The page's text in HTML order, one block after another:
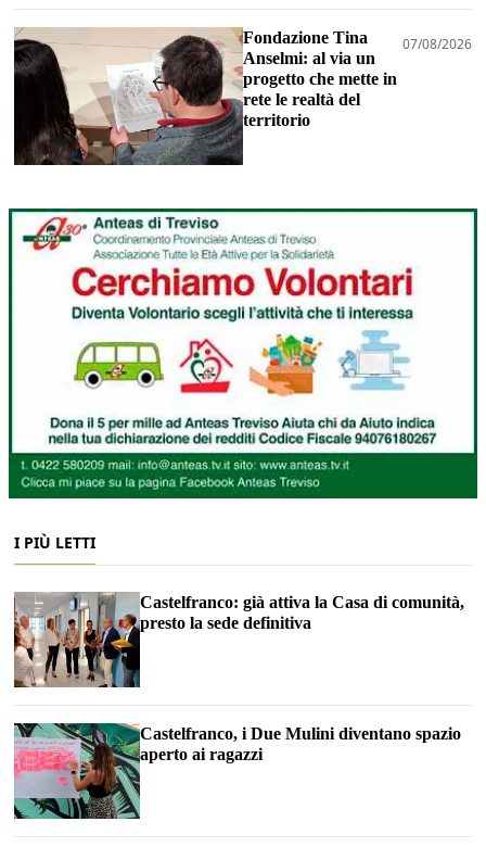
Fondazione Tina
Anselmi: al via un
progetto che mette in
rete le realtà del
territorio
07/08/2026
I PIÙ LETTI
Castelfranco: già attiva la Casa di comunità,
presto la sede definitiva
Castelfranco, i Due Mulini diventano spazio
aperto ai ragazzi